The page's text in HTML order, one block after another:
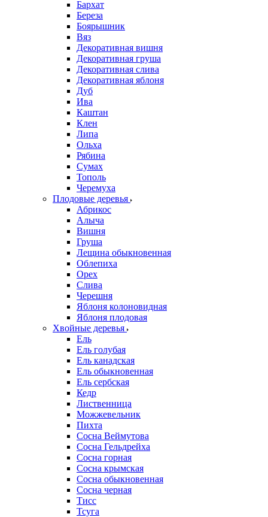
Бархат
Береза
Боярышник
Вяз
Декоративная вишня
Декоративная груша
Декоративная слива
Декоративная яблоня
Дуб
Ива
Каштан
Клен
Липа
Ольха
Рябина
Сумах
Тополь
Черемуха
Плодовые деревья
Абрикос
Алыча
Вишня
Груша
Лещина обыкновенная
Облепиха
Орех
Слива
Черешня
Яблоня колоновидная
Яблоня плодовая
Хвойные деревья
Ель
Ель голубая
Ель канадская
Ель обыкновенная
Ель сербская
Кедр
Лиственница
Можжевельник
Пихта
Сосна Веймутова
Сосна Гельдрейха
Сосна горная
Сосна крымская
Сосна обыкновенная
Сосна черная
Тисс
Тсуга